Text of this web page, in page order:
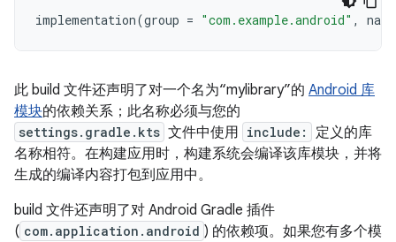
implementation(group = "com.example.android" , name
此 build 文件还声明了对一个名为“mylibrary”的 Android 库
模块的依赖关系；此名称必须与您的
settings.gradle.kts 文件中使用 include:
定义的库
名称相符。在构建应用时，构建系统会编译该库模块，并将
生成的编译内容打包到应用中。
build 文件还声明了对 Android Gradle 插件
( com.application.android ) 的依赖项。如果您有多个模